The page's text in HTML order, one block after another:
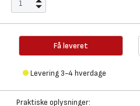
Få leveret
Levering 3-4 hverdage
Praktiske oplysninger: